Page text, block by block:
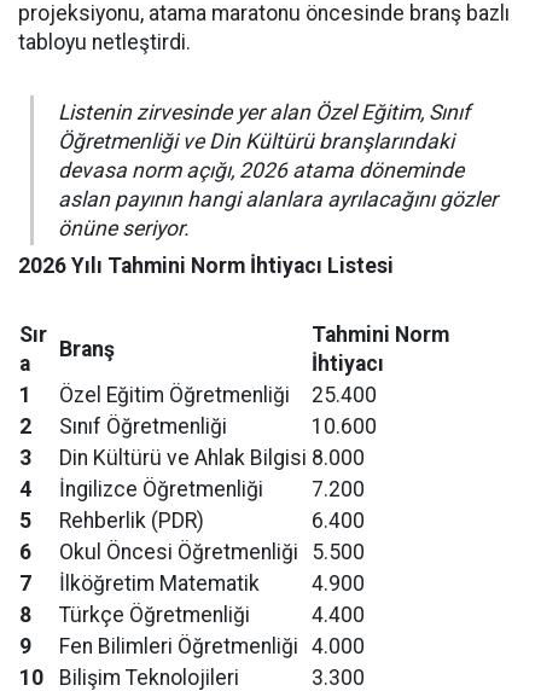
projeksiyonu, atama maratonu öncesinde branş bazlı
tabloyu netleştirdi.
Listenin zirvesinde yer alan Özel Eğitim, Sınıf
Öğretmenliği ve Din Kültürü branşlarındaki
devasa norm açığı, 2026 atama döneminde
aslan payının hangi alanlara ayrılacağını gözler
önüne seriyor.
2026 Yılı Tahmini Norm İhtiyacı Listesi
Sır
a
Branş
Tahmini Norm
İhtiyacı
1
Özel Eğitim Öğretmenliği
25.400
2
Sınıf Öğretmenliği
10.600
3
Din Kültürü ve Ahlak Bilgisi 8.000
4
İngilizce Öğretmenliği
7.200
5
Rehberlik (PDR)
6.400
6
Okul Öncesi Öğretmenliği
5.500
7
İlköğretim Matematik
4.900
8
Türkçe Öğretmenliği
4.400
9
Fen Bilimleri Öğretmenliği 4.000
10
Bilişim Teknolojileri
3.300